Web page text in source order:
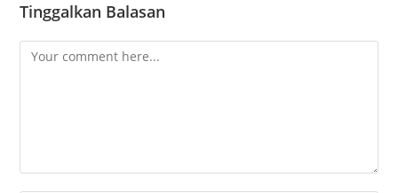
Tinggalkan Balasan